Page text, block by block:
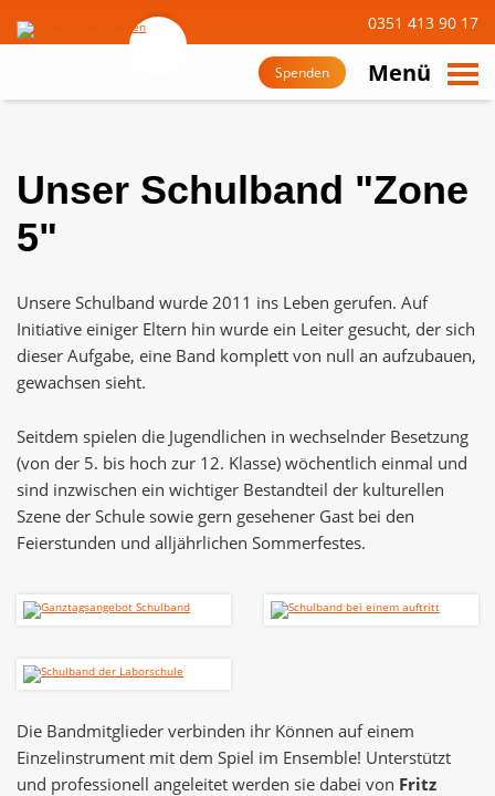
Zum
suchen 0351 413 90 17
Spenden Menü
Unser Schulband "Zone
5"
Unsere Schulband wurde 2011 ins Leben gerufen. Auf
Initiative einiger Eltern hin wurde ein Leiter gesucht, der sich
dieser Aufgabe, eine Band komplett von null an aufzubauen,
gewachsen sieht.
Seitdem spielen die Jugendlichen in wechselnder Besetzung
(von der 5. bis hoch zur 12. Klasse) wöchentlich einmal und
sind inzwischen ein wichtiger Bestandteil der kulturellen
Szene der Schule sowie gern gesehener Gast bei den
Feierstunden und alljährlichen Sommerfestes.
Die Bandmitglieder verbinden ihr Können auf einem
Einzelinstrument mit dem Spiel im Ensemble! Unterstützt
und professionell angeleitet werden sie dabei von Fritz